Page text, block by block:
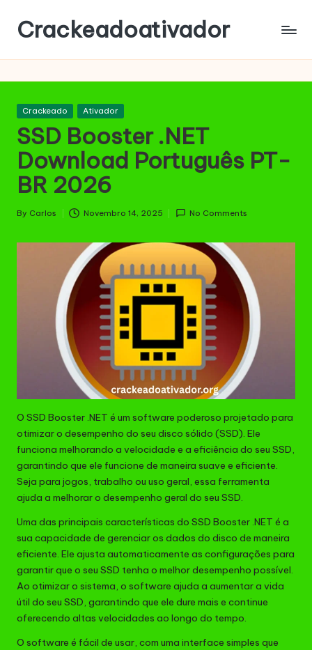
Skip
content
Crackeadoativador
Posted
Crackeado Ativador
SSD Booster .NET
Download Português PT-
BR 2026
Posted
By Carlos Novembro 14, 2025 No Comments
O SSD Booster .NET é um software poderoso projetado para
otimizar o desempenho do seu disco sólido (SSD). Ele
funciona melhorando a velocidade e a eficiência do seu SSD,
garantindo que ele funcione de maneira suave e eficiente.
Seja para jogos, trabalho ou uso geral, essa ferramenta
ajuda a melhorar o desempenho geral do seu SSD.
Uma das principais características do SSD Booster .NET é a
sua capacidade de gerenciar os dados do disco de maneira
eficiente. Ele ajusta automaticamente as configurações para
garantir que o seu SSD tenha o melhor desempenho possível.
Ao otimizar o sistema, o software ajuda a aumentar a vida
útil do seu SSD, garantindo que ele dure mais e continue
oferecendo altas velocidades ao longo do tempo.
O software é fácil de usar, com uma interface simples que